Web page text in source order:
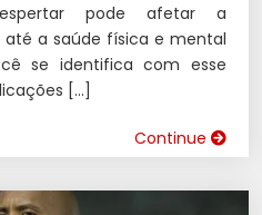
pode afetar a
a saúde física e mental
se identifica com esse
[…]
Continue